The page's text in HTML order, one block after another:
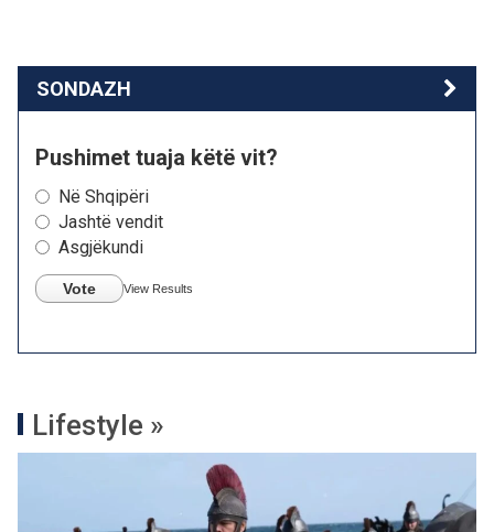
SONDAZH
Pushimet tuaja këtë vit?
Në Shqipëri
Jashtë vendit
Asgjëkundi
Vote View Results
Lifestyle »